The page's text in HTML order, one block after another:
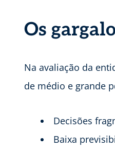
Os
Na avaliação da
de médio e grande
Decisões
Baixa